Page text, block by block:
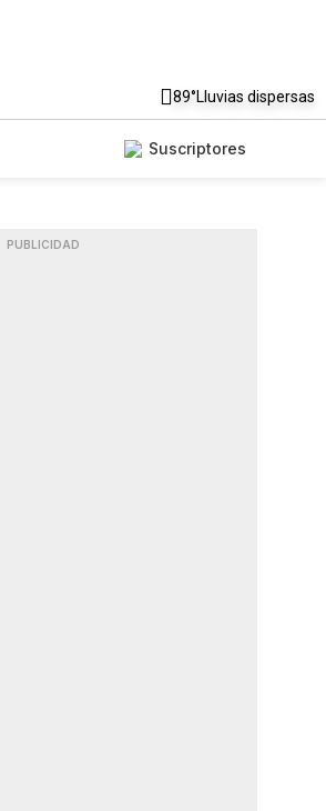
89°Lluvias dispersas
Suscriptores
PUBLICIDAD